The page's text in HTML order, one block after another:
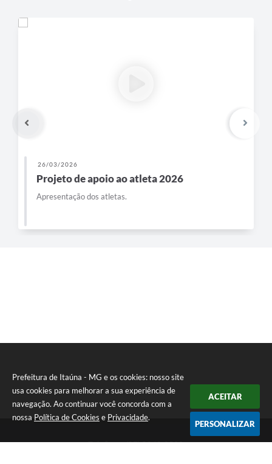
Prefeitura de Itaúna - MG e os cookies: nosso site
usa cookies para melhorar a sua experiência de
navegação. Ao continuar você concorda com a
nossa Política de Cookies e Privacidade.
ACEITAR
PERSONALIZAR
26/03/2026
Projeto de apoio ao atleta 2026
Apresentação dos atletas.
Telefone: (37) 3249-9500